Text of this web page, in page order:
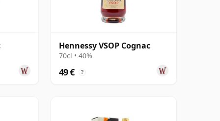
Hennessy VSOP Cognac
70cl • 40%
49 € ?